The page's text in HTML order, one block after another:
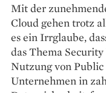
Mit der
Cloud gehen trotz
es ein Irrglaube,
das Thema
Nutzung von
Unternehmen in